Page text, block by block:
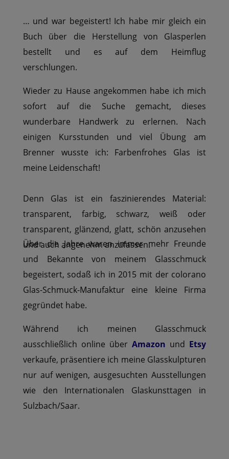
… und war begeistert! Ich habe mir gleich ein
Buch über die Herstellung von Glasperlen
bestellt und es auf dem Heimflug
verschlungen.
Wieder zu Hause angekommen habe ich mich
sofort auf die Suche gemacht, dieses
wunderbare Handwerk zu erlernen. Nach
einigen Kursstunden und viel Übung am
Brenner wusste ich: Farbenfrohes Glas ist
meine Leidenschaft!
Denn Glas ist ein faszinierendes Material:
transparent, farbig, schwarz, weiß oder
transparent, glänzend, glatt, schön anzusehen
und auch angenehm anzufassen.
Über die Jahre waren immer mehr Freunde
und Bekannte von meinem Glasschmuck
begeistert, sodaß ich in 2015 mit der colorano
Glas-Schmuck-Manufaktur eine kleine Firma
gegründet habe.
Während ich meinen Glasschmuck
ausschließlich online überAmazon und Etsy
verkaufe, präsentiere ich meine Glasskulpturen
nur auf wenigen, ausgesuchten Ausstellungen
wie den Internationalen Glaskunsttagen in
Sulzbach/Saar.